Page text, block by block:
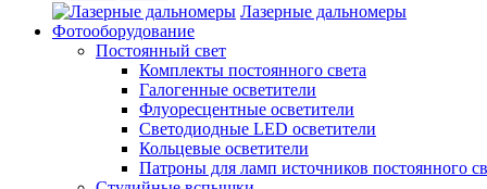
Лазерные дальномеры
Фотооборудование
Постоянный свет
Комплекты постоянного света
Галогенные осветители
Флуоресцентные осветители
Светодиодные LED осветители
Кольцевые осветители
Патроны для ламп источников постоянного